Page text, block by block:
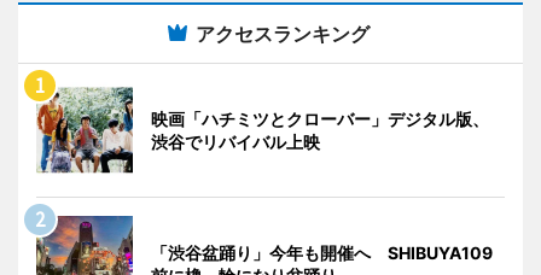
アクセスランキング
映画「ハチミツとクローバー」デジタル版、
渋谷でリバイバル上映
「渋谷盆踊り」今年も開催へ SHIBUYA109